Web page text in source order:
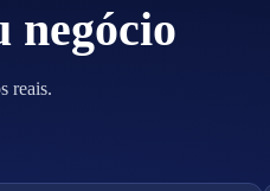
negócio
reais.